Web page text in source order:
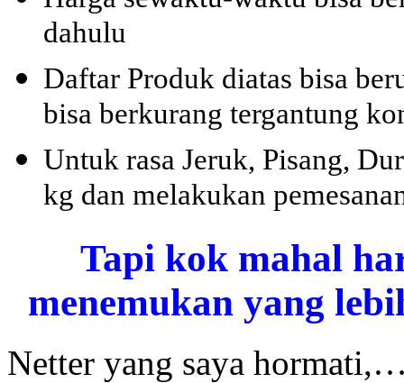
dahulu
Daftar Produk diatas bisa
bisa berkurang tergantung
Untuk rasa Jeruk, Pisang,
kg dan melakukan
Tapi kok mahal
menemukan yang
Netter yang saya